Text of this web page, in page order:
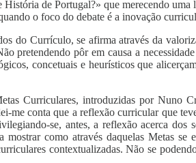
de Portugal?» que merecendo uma
o foco do debate é a inovação
do Currículo, se afirma através da
pretendendo pôr em causa a
concetuais e heurísticos que
Curriculares, introduzidas por Nuno
me conta que a reflexão curricular que
se, antes, a reflexão acerca dos
como através daquelas Metas se
contextualizadas. Não se